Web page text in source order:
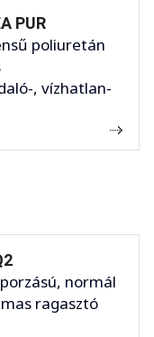
PUR
poliuretán
, vízhatlan-
normál
ragasztó